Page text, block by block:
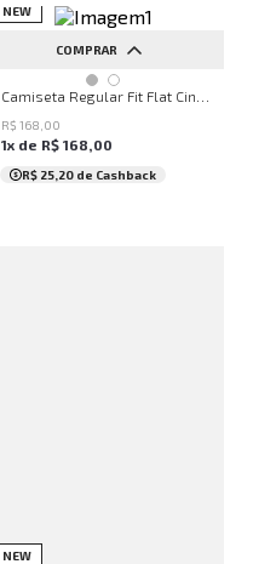
NEW
COMPRAR
P M G GG
R$ 168 00
1x de R$ 168,00
R$ 25,20 de Cashback
NEW